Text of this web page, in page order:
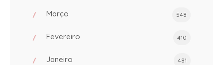
Março 548
Fevereiro 410
Janeiro 481